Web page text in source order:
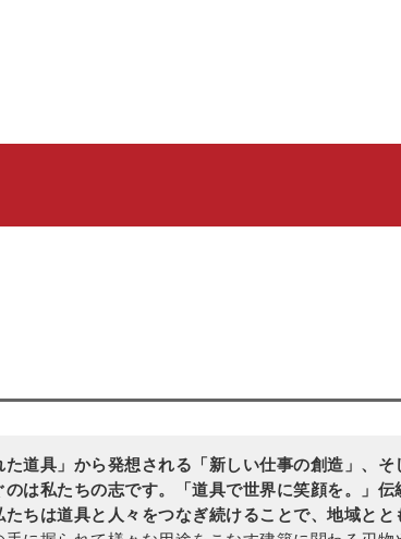
た道具」から発想される「新しい仕事の創造」、 そ
は私たちの志です。
「道具で世界に笑顔を。」 伝
たちは道具と人々をつなぎ続けることで、地域とと